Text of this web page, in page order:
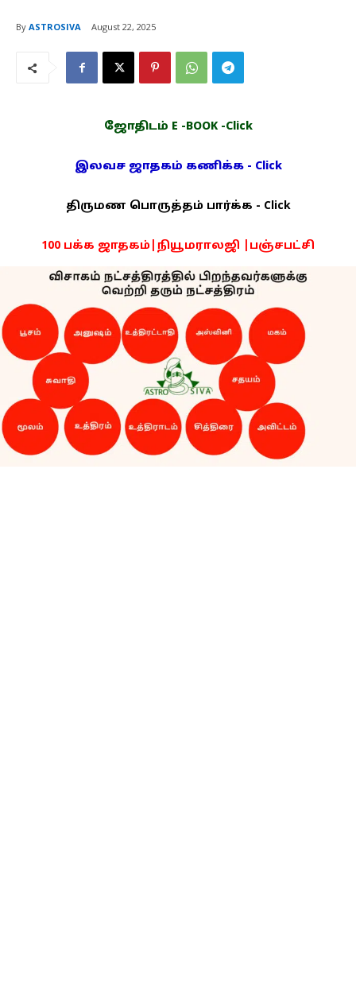
By ASTROSIVA August 22, 2025
ஜோதிடம் E -BOOK -Click
இலவச ஜாதகம் கணிக்க - Click
திருமண பொருத்தம் பார்க்க - Click
100 பக்க ஜாதகம்|நியூமராலஜி |பஞ்சபட்சி
PDF -72மட்டும் -Click